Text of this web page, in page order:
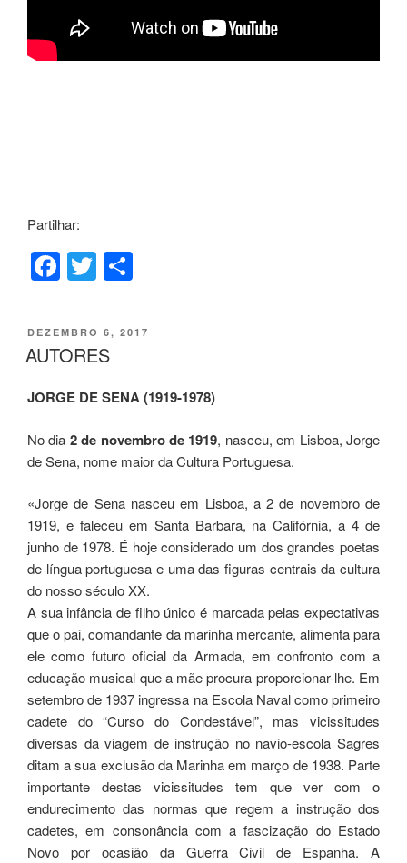
Partilhar:
F
a
c
e
b
o
o
k
T
wi
tt
er
ar
PUBLICADO
EM
DEZEMBRO 6, 2017
AUTORES
JORGE DE SENA (1919-1978)
No dia 2 de novembro de 1919, nasceu, em Lisboa, Jorge
de Sena, nome maior da Cultura Portuguesa.
«Jorge de Sena nasceu em Lisboa, a 2 de novembro de
1919, e faleceu em Santa Barbara, na Califórnia, a 4 de
junho de 1978. É hoje considerado um dos grandes poetas
de língua portuguesa e uma das figuras centrais da cultura
do nosso século XX.
A sua infância de filho único é marcada pelas expectativas
que o pai, comandante da marinha mercante, alimenta para
ele como futuro oficial da Armada, em confronto com a
educação musical que a mãe procura proporcionar-lhe. Em
setembro de 1937 ingressa na Escola Naval como primeiro
cadete do “Curso do Condestável”, mas vicissitudes
diversas da viagem de instrução no navio-escola Sagres
ditam a sua exclusão da Marinha em março de 1938. Parte
importante destas vicissitudes tem que ver com o
endurecimento das normas que regem a instrução dos
cadetes, em consonância com a fascização do Estado
Novo por ocasião da Guerra Civil de Espanha. A